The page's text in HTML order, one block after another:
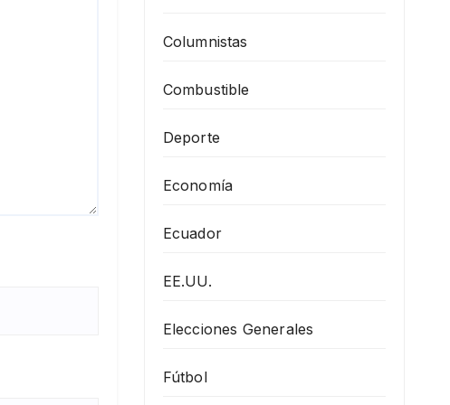
Columnistas
Combustible
Deporte
Economía
Ecuador
EE.UU.
Elecciones Generales
Fútbol